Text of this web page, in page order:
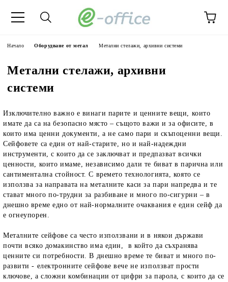
Начало Оборудване от метал Метални стелажи, архивни системи
Метални стелажи, архивни
системи
Изключително важно е винаги парите и ценните вещи, които
имате да са на безопасно място – същото важи и за офисите, в
които има ценни документи, а не само пари и скъпоценни вещи.
Сейфовете са един от най-старите, но и най-надеждни
инструменти, с които да се заключват и предпазват всички
ценности, които имаме, независимо дали те биват в парична или
сантиментална стойност. С времето технологията, която се
използва за направата на металните каси за пари напредва и те
стават много по-трудни за разбиване и много по-сигурни – в
днешно време едно от най-нормалните очаквания е един сейф да
е огнеупорен.
Металните сейфове са често използвани и в някои държави
почти всяко домакинство има един, в който да съхранява
ценните си потребности. В днешно време те биват и много по-
развити - електронните сейфове вече не използват прости
ключове, а сложни комбинации от цифри за парола, с които да се